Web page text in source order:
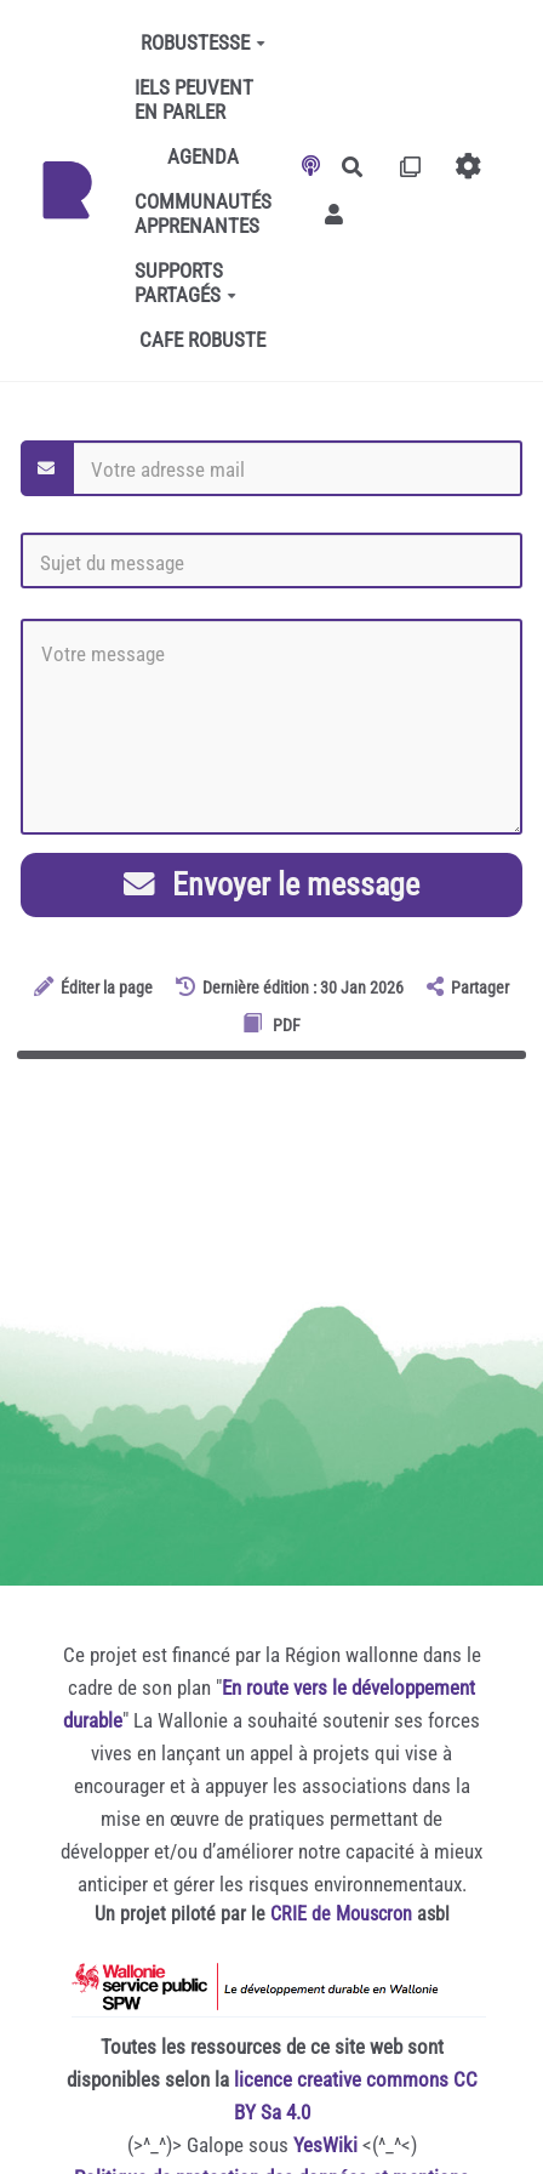
Aller au contenu principal
ROBUSTESSE
IELS PEUVENT
EN PARLER
AGENDA
COMMUNAUTÉS
APPRENANTES
SUPPORTS
PARTAGÉS
CAFE ROBUSTE
Rechercher
Envoyer le message
Éditer la page Dernière édition : 30 Jan 2026
Partager
PDF
Ce projet est financé par la Région wallonne dans le
cadre de son plan "En route vers le développement
durable" La Wallonie a souhaité soutenir ses forces
vives en lançant un appel à projets qui vise à
encourager et à appuyer les associations dans la
mise en œuvre de pratiques permettant de
développer et/ou d’améliorer notre capacité à mieux
anticiper et gérer les risques environnementaux.
Un projet piloté par le CRIE de Mouscronasbl
Toutes les ressources de ce site web sont
disponibles selon la licence creative commons CC
BY Sa 4.0
(>^_^)> Galope sous YesWiki<(^_^<)